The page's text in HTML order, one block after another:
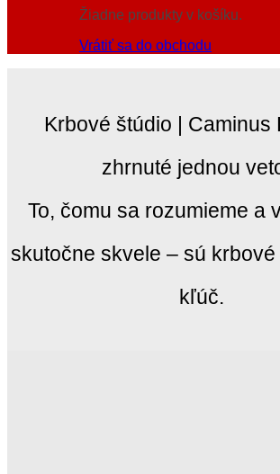
Žiadne produkty v košíku.
Vrátiť sa do obchodu
Krbové štúdio | Caminus
zhrnuté jednou
To, čomu sa rozumieme a
skutočne skvele – sú
kľúč.